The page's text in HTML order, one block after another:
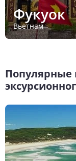
Фукуок
Вьетнам
Популярные